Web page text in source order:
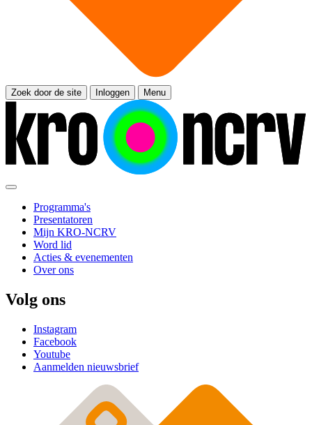
Zoek door de site Inloggen Menu
Programma's
Presentatoren
Mijn KRO-NCRV
Word lid
Acties & evenementen
Over ons
Volg ons
Instagram
Facebook
Youtube
Aanmelden nieuwsbrief